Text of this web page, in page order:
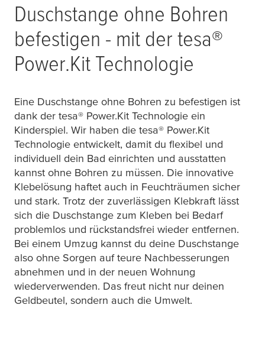
Duschstange ohne Bohren
befestigen - mit der tesa®
Power.Kit Technologie
Eine Duschstange ohne Bohren zu befestigen ist
dank der tesa® Power.Kit Technologie ein
Kinderspiel. Wir haben die tesa® Power.Kit
Technologie entwickelt, damit du flexibel und
individuell dein Bad einrichten und ausstatten
kannst ohne Bohren zu müssen. Die innovative
Klebelösung haftet auch in Feuchträumen sicher
und stark. Trotz der zuverlässigen Klebkraft lässt
sich die Duschstange zum Kleben bei Bedarf
problemlos und rückstandsfrei wieder entfernen.
Bei einem Umzug kannst du deine Duschstange
also ohne Sorgen auf teure Nachbesserungen
abnehmen und in der neuen Wohnung
wiederverwenden. Das freut nicht nur deinen
Geldbeutel, sondern auch die Umwelt.